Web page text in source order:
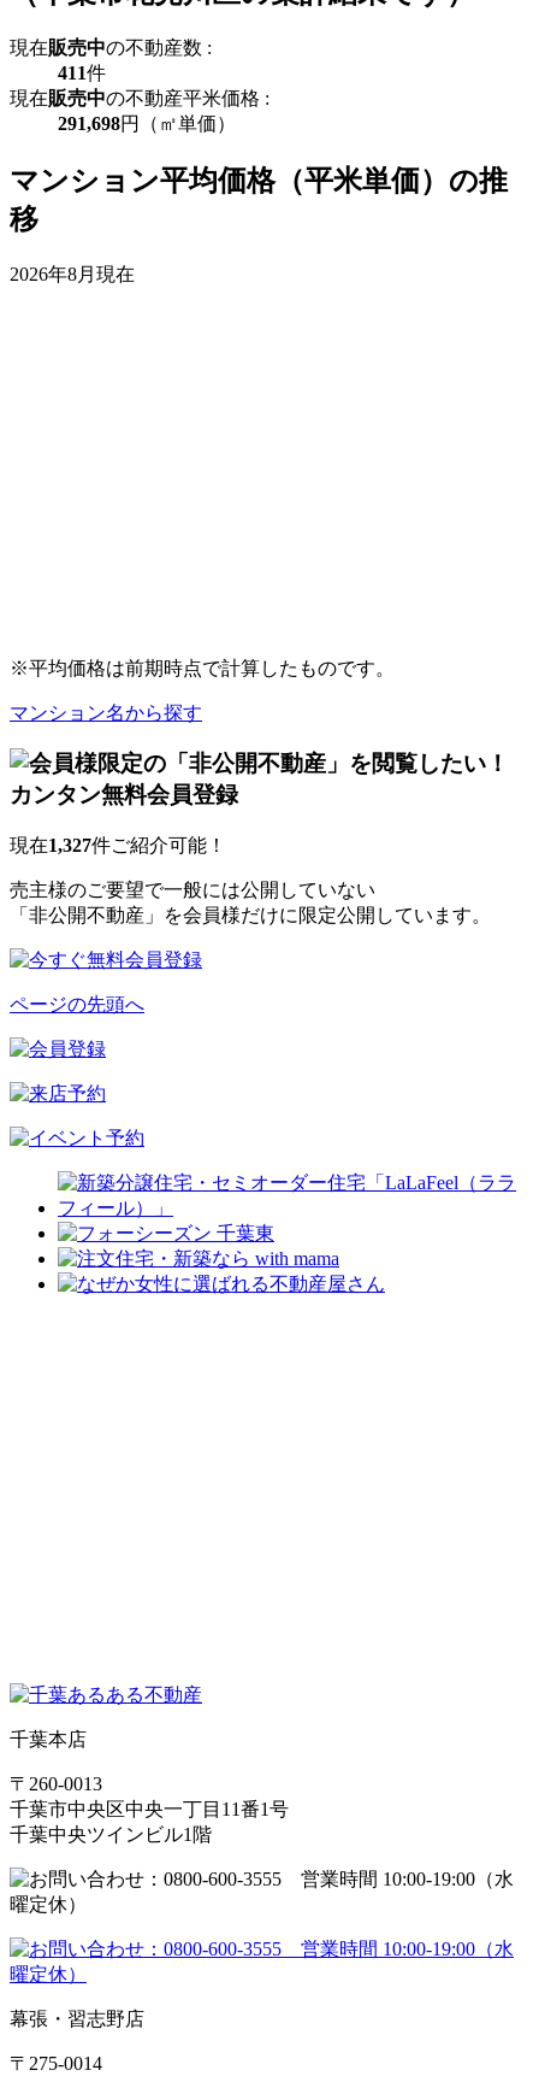
現在販売中の不動産数 :
411件
現在販売中の不動産平米価格 :
291,698円（㎡単価）
マンション平均価格（平米単価）の推
移
2026年8月現在
※平均価格は前期時点で計算したものです。
マンション名から探す
現在1,327件ご紹介可能！
売主様のご要望で一般には公開していない
「非公開不動産」を会員様だけに限定公開しています。
ページの先頭へ
千葉本店
〒260-0013
千葉市中央区中央一丁目11番1号
千葉中央ツインビル1階
幕張・習志野店
〒275-0014